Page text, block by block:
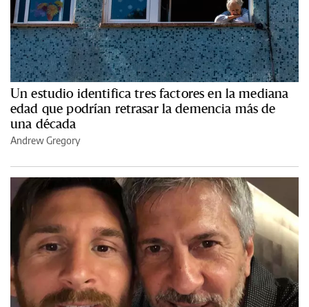
Un estudio identifica tres factores en la mediana
edad que podrían retrasar la demencia más de
una década
Andrew Gregory